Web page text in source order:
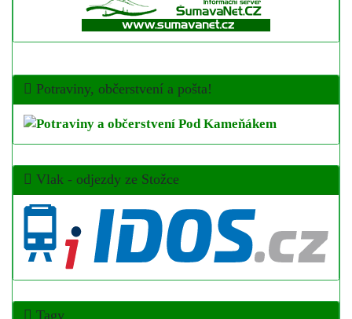
Potraviny, občerstvení a pošta!
Vlak - odjezdy ze Stožce
Tagy